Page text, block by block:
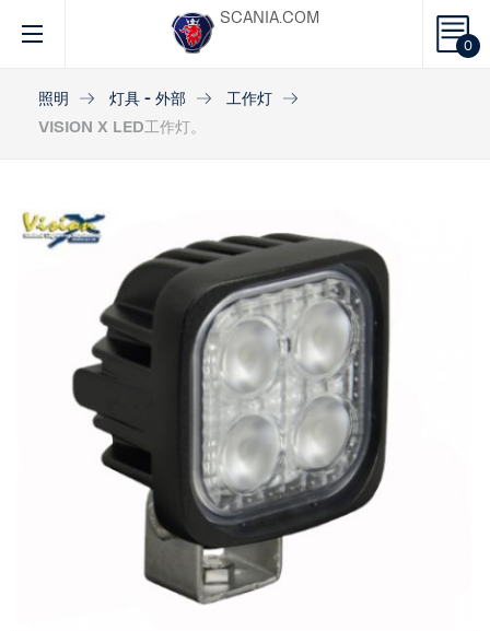
0
SCANIA.COM
照明 灯具 - 外部
工作灯
VISION X LED工作灯。